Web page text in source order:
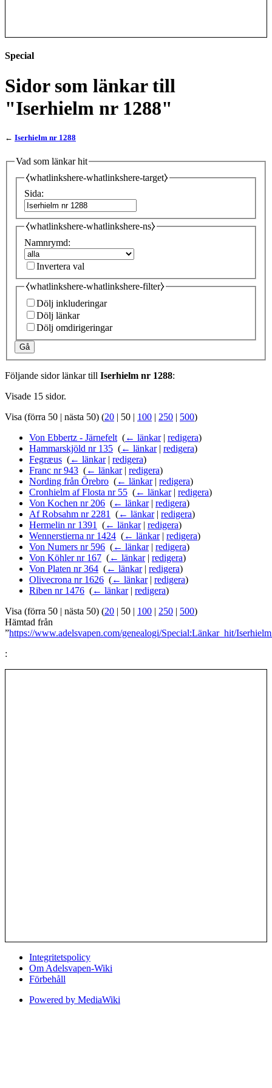
Special
Sidor som länkar till
"Iserhielm nr 1288"
← Iserhielm nr 1288
Vad som länkar hit
⧼whatlinkshere-whatlinkshere-target⧽
Sida:
⧼whatlinkshere-whatlinkshere-ns⧽
Namnrymd:
Invertera val
⧼whatlinkshere-whatlinkshere-filter⧽
Dölj inkluderingar
Dölj länkar
Dölj omdirigeringar
Gå
Följande sidor länkar till Iserhielm nr 1288:
Visade 15 sidor.
Visa (förra 50 | nästa 50) (20 | 50 | 100 | 250 | 500)
Von Ebbertz - Järnefelt‎ (← länkar| redigera)
Hammarskjöld nr 135 (← länkar| redigera)
Fegræus (← länkar| redigera)
Franc nr 943 (← länkar| redigera)
Nording från Örebro (← länkar| redigera)
Cronhielm af Flosta nr 55 (← länkar| redigera)
Von Kochen nr 206 (← länkar| redigera)
Af Robsahm nr 2281 (← länkar| redigera)
Hermelin nr 1391 (← länkar| redigera)
Wennerstierna nr 1424 (← länkar| redigera)
Von Numers nr 596 (← länkar| redigera)
Von Köhler nr 167 (← länkar| redigera)
Von Platen nr 364 (← länkar| redigera)
Olivecrona nr 1626 (← länkar| redigera)
Riben nr 1476 (← länkar| redigera)
Visa (förra 50 | nästa 50) (20 | 50 | 100 | 250 | 500)
Hämtad från
”https://www.adelsvapen.com/genealogi/Special:Länkar_hit/
:
Integritetspolicy
Om Adelsvapen-Wiki
Förbehåll
Powered by MediaWiki